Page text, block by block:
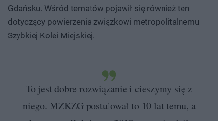
Gdańsku. Wśród tematów pojawił się również ten
dotyczący powierzenia związkowi metropolitalnemu
Szybkiej Kolei Miejskiej.
To jest dobre rozwiązanie i cieszymy się z
niego. MZKZG postulował to 10 lat temu, a